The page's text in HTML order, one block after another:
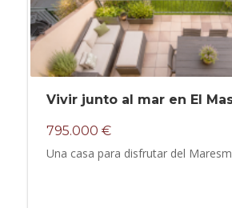
Vivir junto al mar en El
795.000 €
Una casa para disfrutar del